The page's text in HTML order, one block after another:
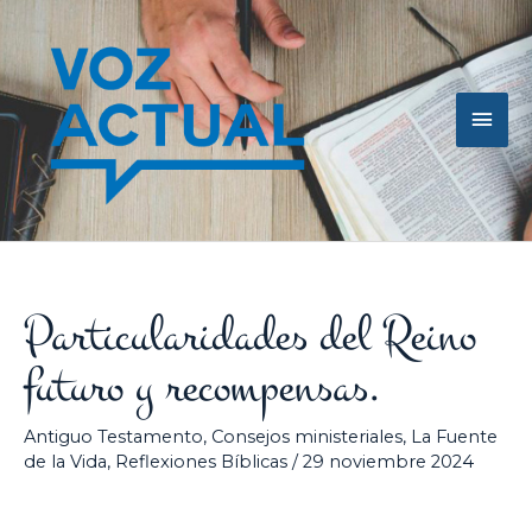
contenido
Particularidades del Reino
futuro y recompensas.
Antiguo Testamento, Consejos ministeriales, La Fuente
de la Vida, Reflexiones Bíblicas /29 noviembre 2024